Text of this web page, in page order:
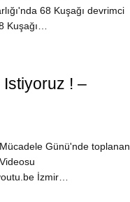
68 Kuşağı devrimci
Kuşağı…
Istiyoruz ! –
Günü'nde toplanan
İzmir…